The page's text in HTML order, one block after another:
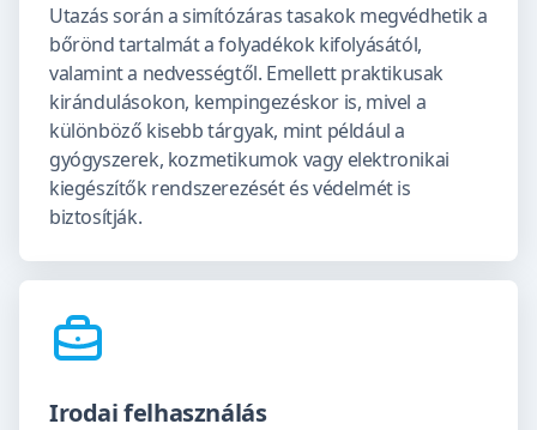
Utazás során a simítózáras tasakok megvédhetik a
bőrönd tartalmát a folyadékok kifolyásától,
valamint a nedvességtől. Emellett praktikusak
kirándulásokon, kempingezéskor is, mivel a
különböző kisebb tárgyak, mint például a
gyógyszerek, kozmetikumok vagy elektronikai
kiegészítők rendszerezését és védelmét is
biztosítják.
Irodai felhasználás